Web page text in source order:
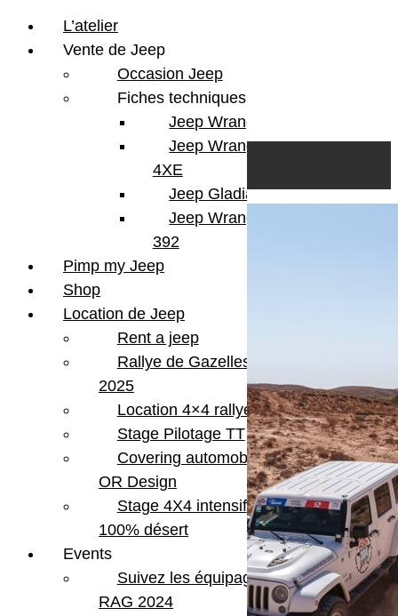
L’atelier
Vente de Jeep
Occasion Jeep
Fiches techniques
Jeep Wrangler JL
Jeep Wrangler
4XE
Jeep Gladiator
Jeep Wrangler V8
392
Pimp my Jeep
Shop
Location de Jeep
Rent a jeep
Rallye de Gazelles
2025
Location 4×4 rallye
Stage Pilotage TT
Covering automobile –
OR Design
Stage 4X4 intensif
100% désert
Events
Suivez les équipages
RAG 2024